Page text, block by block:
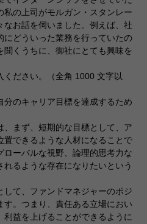
の上司がモルガン・スタンレー
お話を伺いました。例えば、社
にどういった業務を行っていたの
くうちに、御社にとても興味を
ださい。（全角 1000 文字以
のキャリア目標を達成するため
まず、短期的な目標として、ア
できるような人材になることで
ーバルな視野、論理的思考力な
るような存在になりたいという
て、ファンドマネジャーのポジ
す。つまり、責任ある立場におい
益を上げることができるように